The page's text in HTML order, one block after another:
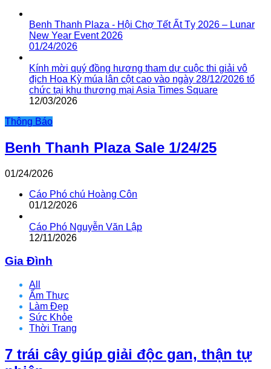
Benh Thanh Plaza - Hội Chợ Tết Ất Tỵ 2026 – Lunar
New Year Event 2026
01/24/2026
Kính mời quý đồng hương tham dự cuộc thi giải vô
địch Hoa Kỳ múa lân cột cao vào ngày 28/12/2026 tổ
chức tại khu thương mại Asia Times Square
12/03/2026
Thông Báo
Benh Thanh Plaza Sale 1/24/25
01/24/2026
Cáo Phó chú Hoàng Côn
01/12/2026
Cáo Phó Nguyễn Văn Lập
12/11/2026
Gia Đình
All
Ẩm Thực
Làm Đẹp
Sức Khỏe
Thời Trang
7 trái cây giúp giải độc gan, thận tự